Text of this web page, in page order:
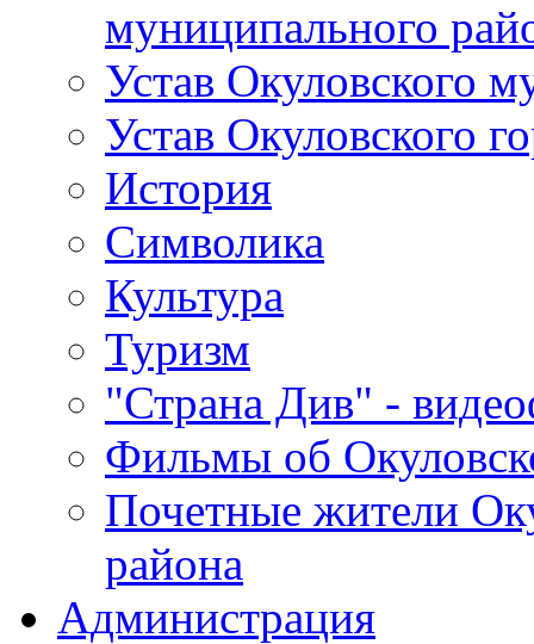
муниципального
Устав Окуловского
Устав Окуловского
История
Символика
Культура
Туризм
"Страна Див" -
Фильмы об
Почетные жители
района
Администрация